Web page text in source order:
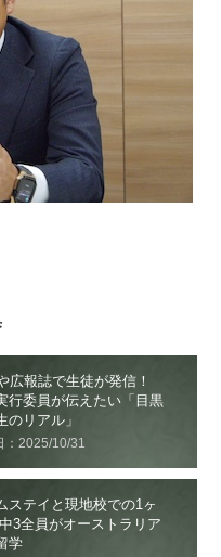
広報誌で生徒が発信！
行委員が伝えたい「目黒
のリアル」
：2025/10/31
ステイと現地校での1ヶ
3全員がオーストラリア
学